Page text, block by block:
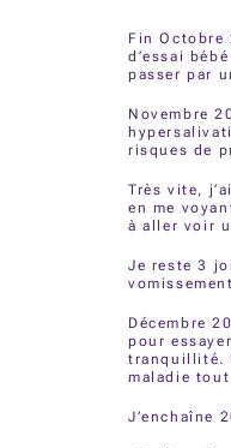
Fin Octobre
d’essai
passer par
Novembre
risques de
Très vite,
en me
à aller voir
Je reste 3
Décembre
pour
tranquillité.
maladie
J’enchaîne